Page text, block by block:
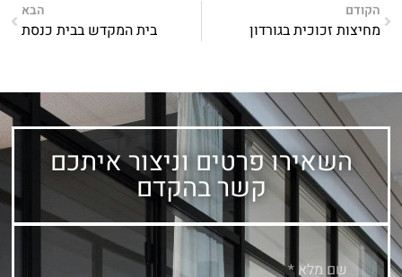
הקודם
מחיצות זכוכית בגורדון
הבא
בית המקדש בבית כנסת
השאירו פרטים וניצור איתכם
קשר בהקדם